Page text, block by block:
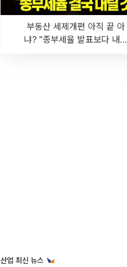
부동산 세제개편 아직 끝 아
냐? "종부세율 발표보다 내릴
산업 최신 뉴스